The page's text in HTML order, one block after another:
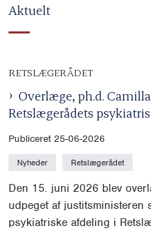
Aktuelt
RETSLÆGERÅDET
Overlæge, ph.d.
Retslægerådets
Publiceret 25-06-2026
Nyheder Retslægerådet
Den 15. juni 2026 blev
udpeget af
psykiatriske afdeling i